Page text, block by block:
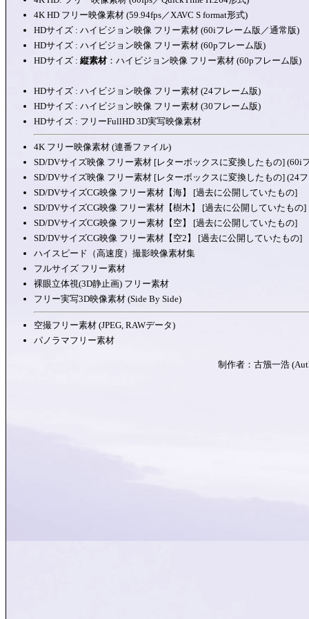
4K HD フリー映像素材 (59.94fps／XAVC S format形式)
HDサイズ : ハイビジョン映像 フリー素材 (60iフレーム版／通常版)
HDサイズ : ハイビジョン映像 フリー素材 (60pフレーム版)
HDサイズ : 縦素材 ：ハイビジョン映像 フリー素材 (60pフレーム版
HDサイズ : ハイビジョン映像 フリー素材 (24フレーム版)
HDサイズ : ハイビジョン映像 フリー素材 (30フレーム版)
HDサイズ : フリーFullHD 3D実写映像素材
4K フリー映像素材 (連番ファイル)
SD/DVサイズ映像 フリー素材 [レターボックスに変換したもの] (60i
SD/DVサイズ映像 フリー素材 [レターボックスに変換したもの] (24
SD/DVサイズCG映像 フリー素材【海】 [過去に公開していたもの]
SD/DVサイズCG映像 フリー素材【樹木】 [過去に公開していたもの]
SD/DVサイズCG映像 フリー素材【空】 [過去に公開していたもの]
SD/DVサイズCG映像 フリー素材【空2】 [過去に公開していたもの]
ハイスピード（高速度）撮影映像素材集
フルサイズ フリー素材
裸眼立体視(3D静止画) フリー素材
フリー実写3D映像素材 (Side By Side)
空撮フリー素材 (JPEG, RAWデータ)
パノラマフリー素材
制作者：古籏一浩